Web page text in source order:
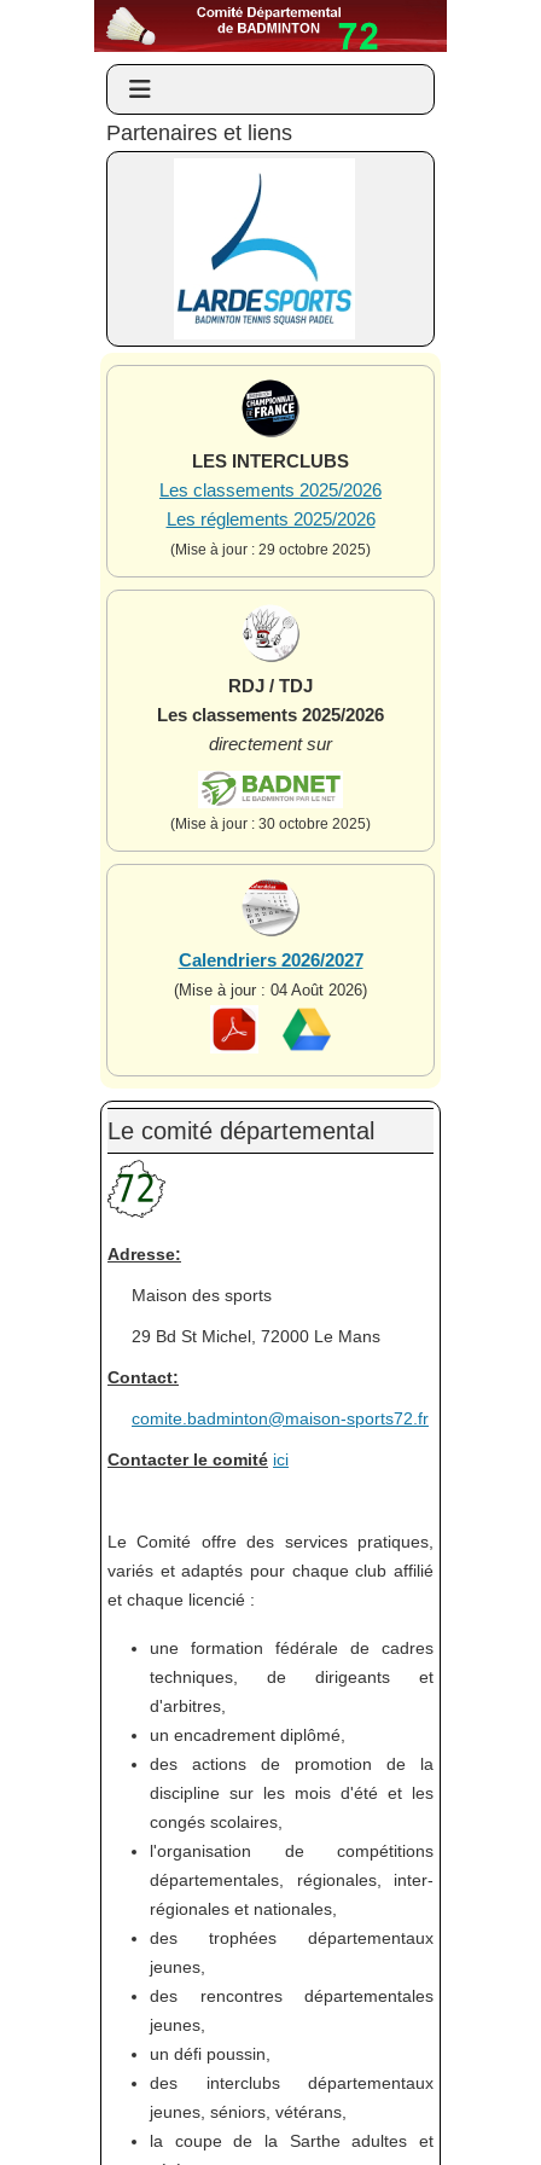
Partenaires et liens
LES INTERCLUBS
Les classements 2025/2026
Les réglements 2025/2026
(Mise à jour : 29 octobre 2025)
RDJ / TDJ
Les classements 2025/2026
directement sur
(Mise à jour : 30 octobre 2025)
Calendriers 2026/2027
(Mise à jour : 04 Août 2026)
Le comité départemental
Adresse:
Maison des sports
29 Bd St Michel, 72000 Le Mans
Contact:
comite.badminton@maison-sports72.fr
Contacter le comité ici
Le Comité offre des services pratiques,
variés et adaptés pour chaque club affilié
et chaque licencié :
une formation fédérale de cadres
techniques, de dirigeants et
d'arbitres,
un encadrement diplômé,
des actions de promotion de la
discipline sur les mois d'été et les
congés scolaires,
l'organisation de compétitions
départementales, régionales, inter-
régionales et nationales,
des trophées départementaux
jeunes,
des rencontres départementales
jeunes,
un défi poussin,
des interclubs départementaux
jeunes, séniors, vétérans,
la coupe de la Sarthe adultes et